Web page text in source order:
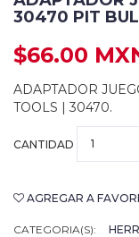
30470 PIT
$66.00
ADAPTADOR
TOOLS | 30470.
CANTIDAD
AGREGAR A
CATEGORIA(S):